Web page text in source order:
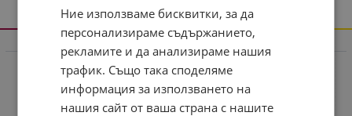
Информация
Реклама в drugstore.bg
Доставка и плащане
Ние използваме бисквитки, за да
персонализираме съдържанието,
рекламите и да анализираме нашия
трафик. Също така споделяме
информация за използването на
нашия сайт от ваша страна с нашите